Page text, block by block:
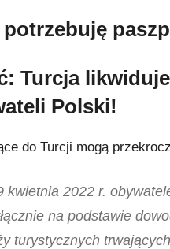
Turcja
Polski!
do Turcji mogą
kwietnia 2022 r.
na podstawie
turystycznych